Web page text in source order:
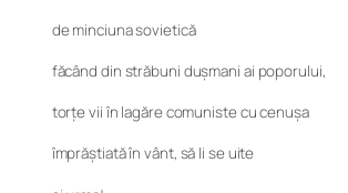
de minciuna sovietică
făcând din străbuni dușmani ai poporului,
torțe vii în lagăre comuniste cu cenușa
împrăștiată în vânt, să li se uite